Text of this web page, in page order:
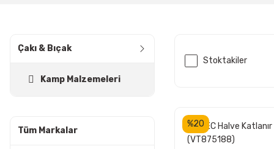
Çakı & Bıçak
Kamp Malzemeleri
Tüm Markalar
Stoktakiler
%20
VIPTEC Halve Katlanır
(VT875188)